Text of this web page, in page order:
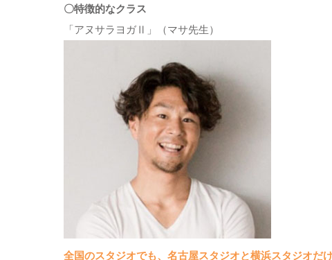
〇特徴的なクラス
「アヌサラヨガⅡ」（マサ先生）
全国のスタジオでも、名古屋スタジオと横浜スタジオだ